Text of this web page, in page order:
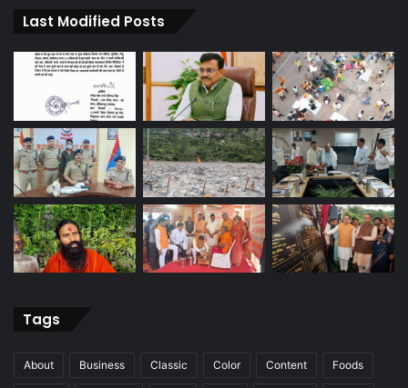
Last Modified Posts
Tags
About Business Classic Color Content Foods